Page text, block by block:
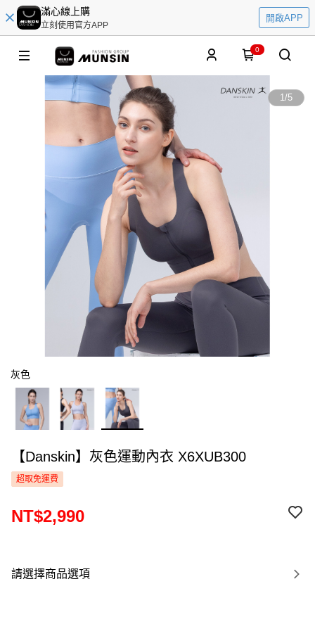
滿心線上購
立刻使用官方APP
開啟APP
0
1/5
灰色
【Danskin】灰色運動內衣 X6XUB300
超取免運費
NT$2,990
請選擇商品選項